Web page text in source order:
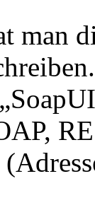
man